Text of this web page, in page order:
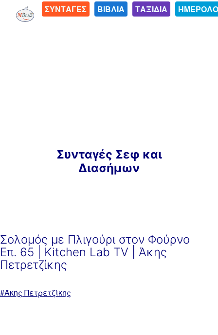
ΣΥΝΤΑΓΕΣ ΒΙΒΛΙΑ ΤΑΞΙΔΙΑ
Συνταγές Σεφ και
Διασήμων
Σολομός με Πλιγούρι στον Φούρνο
Επ. 65 | Kitchen Lab TV | Άκης
Πετρετζίκης
ΜεΆκης Πετρετζίκης